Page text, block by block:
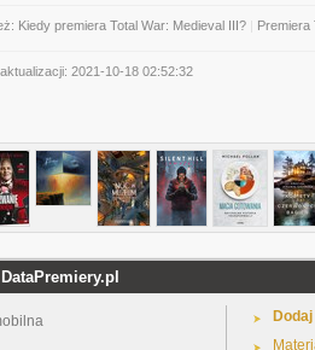
Kiedy premiera Total War: Medieval III? Premiera
2021-10-18 02:52:32
DataPremiery.pl